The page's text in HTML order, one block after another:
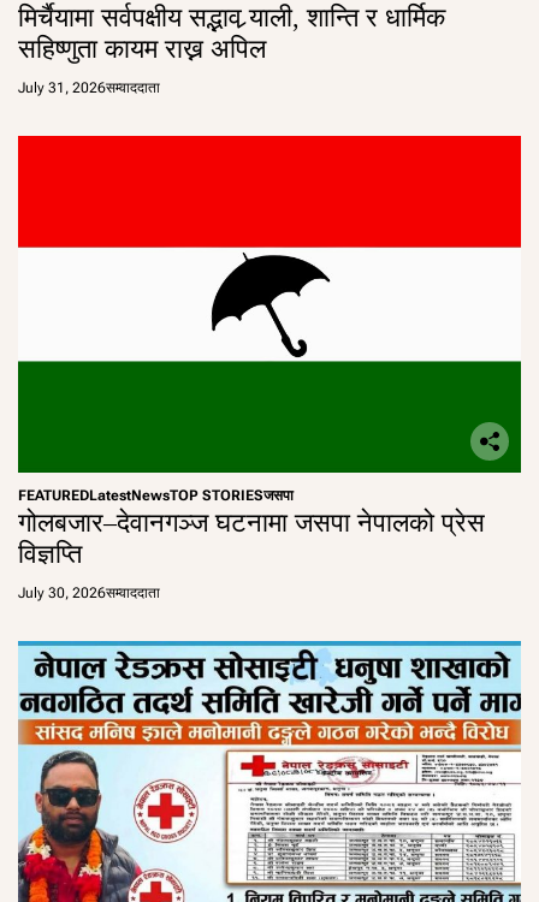
मिर्चैयामा सर्वपक्षीय सद्भाव र्‍याली, शान्ति र धार्मिक
सहिष्णुता कायम राख्न अपिल
July 31, 2026सम्वाददाता
FEATUREDLatestNewsTOP STORIESजसपा
गोलबजार–देवानगञ्ज घटनामा जसपा नेपालको प्रेस
विज्ञप्ति
July 30, 2026सम्वाददाता